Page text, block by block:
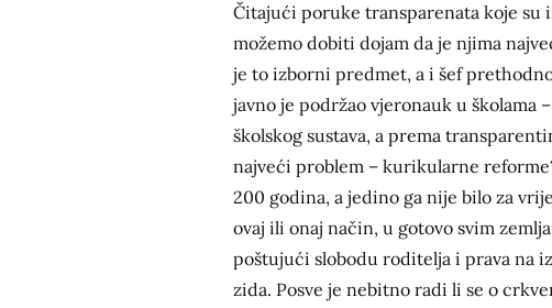
Čitajući poruke transparenata koje su
možemo dobiti dojam da je njima
je to izborni predmet, a i šef
javno je podržao vjeronauk u školama
školskog sustava, a prema
najveći problem – kurikularne
200 godina, a jedino ga nije bilo za
ovaj ili onaj način, u gotovo svim
poštujući slobodu roditelja i prava na
zida. Posve je nebitno radi li se o